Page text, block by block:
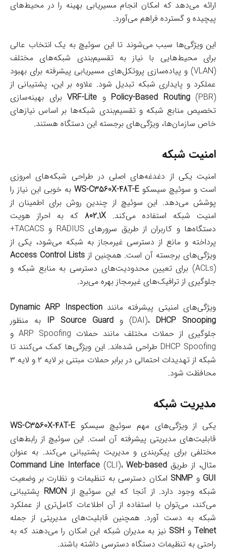
ارائه می‌دهد که امکان انجام مسیریابی بهینه را در محیط‌های
پیچیده و گسترده فراهم می‌آورد.
این ویژگی‌ها سبب می‌شوند تا این سوئیچ به یک انتخاب عالی
برای محیط‌هایی با نیاز به تقسیم‌بندی شبکه‌های مختلف
(VLAN) و پیاده‌سازی پروتکل‌های مسیریابی پیشرفته برای بهبود
عملکرد و پایداری شبکه تبدیل شود. علاوه بر این، پشتیبانی از
Policy-Based Routing(PBR) و VRF-Lite برای بهینه‌سازی
تخصیص منابع شبکه و تقسیم‌بندی شبکه‌ها بر اساس نیازهای
خاص سازمان‌ها، ویژگی‌های برجسته این دستگاه هستند.
امنیت شبکه
امنیت یکی از دغدغه‌های اصلی در طراحی شبکه‌های امروزی
است و سوئیچ سیسکو WS-C3560X-48T-E به خوبی این نیاز را
پوشش می‌دهد. این سوئیچ از چندین روش برای اطمینان از
امنیت شبکه استفاده می‌کند. ۸۰۲.1X که به احراز هویت
دستگاه‌ها و کاربران از طریق سرورهای RADIUS و TACACS+
پرداخته و مانع از دسترسی غیرمجاز به شبکه می‌شود، یکی از
ویژگی‌های برجسته آن است. همچنین ازAccess Control Lists
(ACLs) برای تعیین محدودیت‌های دسترسی به منابع شبکه و
جلوگیری از ترافیک‌های غیرمجاز بهره می‌برد.
ویژگی‌های امنیتی پیشرفته مانندDynamic ARP Inspection
(DAI)، DHCP Snooping و IP Source Guard به منظور
جلوگیری از حملات مختلف مانند حملات ARP Spoofing و
DHCP Spoofing طراحی شده‌اند. این ویژگی‌ها کمک می‌کنند تا
شبکه از تهدیدات احتمالی در برابر حملات مبتنی بر لایه ۲ و لایه ۳
محافظت شود.
مدیریت شبکه
یکی از ویژگی‌های مهم سوئیچ سیسکو WS-C3560X-48T-E
قابلیت‌های مدیریتی پیشرفته آن است. این سوئیچ از رابط‌های
مختلفی برای پیکربندی و مدیریت پشتیبانی می‌کند. به عنوان
مثال، از طریق
Command Line Interface(CLI)،Web-based
GUI و SNMP امکان دسترسی به تنظیمات و نظارت بر وضعیت
شبکه وجود دارد. از آنجا که این سوئیچ ازRMON پشتیبانی
می‌کند، می‌توان با استفاده از آن اطلاعات کامل‌تری از عملکرد
شبکه به دست آورد. همچنین قابلیت‌های مدیریتی از جمله
Telnetو SSH نیز به مدیران شبکه این امکان را می‌دهند که به
راحتی به تنظیمات دستگاه دسترسی داشته باشند.